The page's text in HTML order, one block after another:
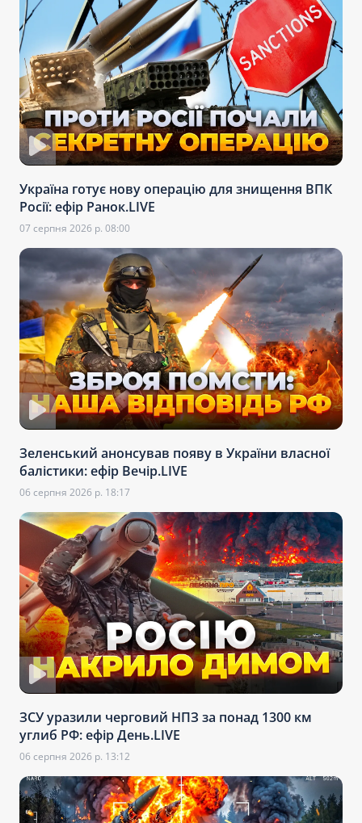
Україна готує нову операцію для знищення ВПК
Росії: ефір Ранок.LIVE
07 серпня 2026 р. 08:00
Зеленський анонсував появу в України власної
балістики: ефір Вечір.LIVE
06 серпня 2026 р. 18:17
ЗСУ уразили черговий НПЗ за понад 1300 км
углиб РФ: ефір День.LIVE
06 серпня 2026 р. 13:12